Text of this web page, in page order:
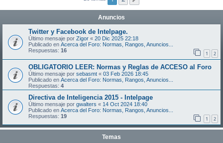
Anuncios
Twitter y Facebook de Intelpage.
Último mensaje por Zigor « 20 Dic 2025 22:18
Publicado en Acerca del Foro: Normas, Rangos, Anuncios...
Respuestas: 16 1 2
OBLIGATORIO LEER: Normas y Reglas de ACCESO al Foro
Último mensaje por sebasmt « 03 Feb 2026 18:45
Publicado en Acerca del Foro: Normas, Rangos, Anuncios...
Respuestas: 4
Directiva de Inteligencia 2015 - Intelpage
Último mensaje por gwalters « 14 Oct 2024 18:40
Publicado en Acerca del Foro: Normas, Rangos, Anuncios...
Respuestas: 19 1 2
Temas